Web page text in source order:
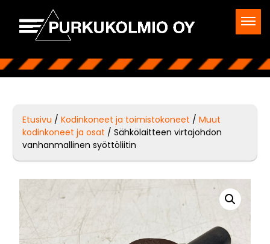
Etusivu /Kodinkoneet ja toimistokoneet /Muut
kodinkoneet ja osat / Sähkölaitteen virtajohdon
vanhanmallinen syöttöliitin